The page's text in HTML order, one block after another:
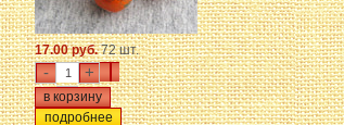
17.00 руб.72 шт.
- +
подробнее